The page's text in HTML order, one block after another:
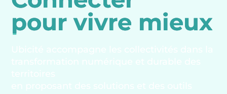
pour vivre mieux